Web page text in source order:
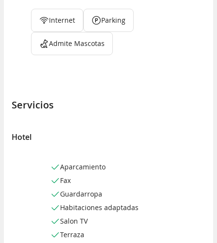
Internet Parking
Admite Mascotas
Servicios
Hotel
Aparcamiento
Fax
Guardarropa
Habitaciones adaptadas
Salon TV
Terraza